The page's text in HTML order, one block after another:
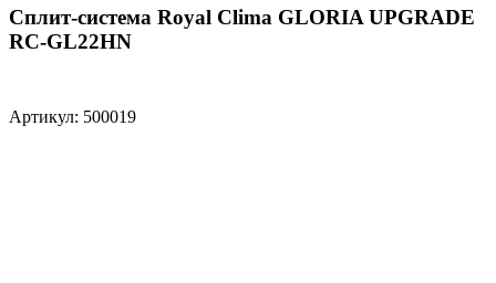
Сплит-система Royal Clima GLORIA UPGRADE
RC-GL22HN
Артикул: 500019